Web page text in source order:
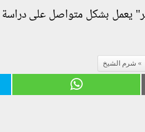
يعمل بشكل متواصل على
شرم الشيخ